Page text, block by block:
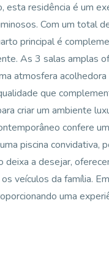
residência é um
Com um total
principal é
As 3 salas amplas
atmosfera
que
criar um ambiente
confere
piscina convidativa,
a desejar,
veículos da família.
uma